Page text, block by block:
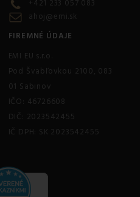
+421 233 057 083
ahoj@emi.sk
FIREMNÉ ÚDAJE
EMI EU s.r.o.
Pod Švabľovkou 2100, 083
01 Sabinov
IČO: 46726608
DIČ: 2023542455
IČ DPH: SK 2023542455